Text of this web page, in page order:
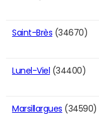
Saint-Brès (34670)
Lunel-Viel (34400)
Marsillargues (34590)